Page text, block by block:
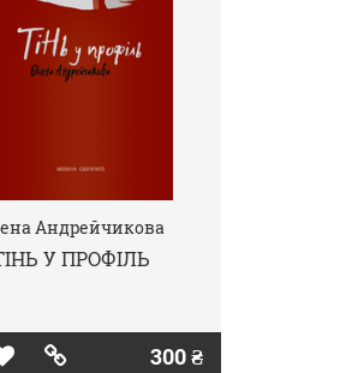
Андрейчикова
У ПРОФІЛЬ
300 ₴